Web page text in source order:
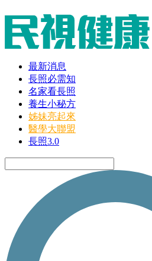
最新消息
長照必需知
名家看長照
養生小秘方
姊妹亮起來
醫學大聯盟
長照3.0